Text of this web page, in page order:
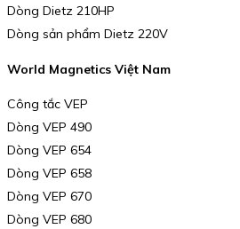
Dòng Dietz 210HP
Dòng sản phẩm Dietz 220V
World Magnetics Việt Nam
Công tắc VEP
Dòng VEP 490
Dòng VEP 654
Dòng VEP 658
Dòng VEP 670
Dòng VEP 680